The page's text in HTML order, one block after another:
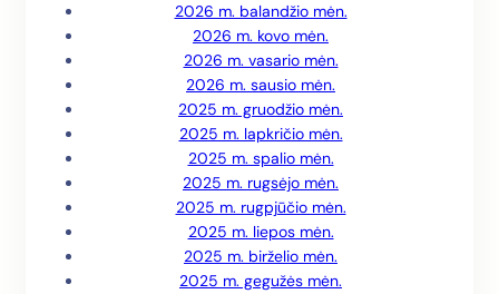
2026 m. balandžio mėn.
2026 m. kovo mėn.
2026 m. vasario mėn.
2026 m. sausio mėn.
2025 m. gruodžio mėn.
2025 m. lapkričio mėn.
2025 m. spalio mėn.
2025 m. rugsėjo mėn.
2025 m. rugpjūčio mėn.
2025 m. liepos mėn.
2025 m. birželio mėn.
2025 m. gegužės mėn.